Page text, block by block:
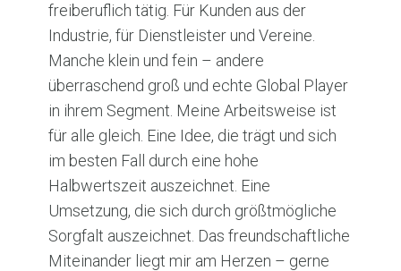
freiberuflich tätig. Für Kunden aus der
Industrie, für Dienstleister und Vereine.
Manche klein und fein – andere
überraschend groß und echte Global Player
in ihrem Segment. Meine Arbeitsweise ist
für alle gleich. Eine Idee, die trägt und sich
im besten Fall durch eine hohe
Halbwertszeit auszeichnet. Eine
Umsetzung, die sich durch größtmögliche
Sorgfalt auszeichnet. Das freundschaftliche
Miteinander liegt mir am Herzen – gerne